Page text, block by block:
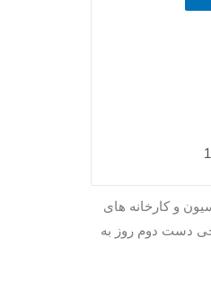
و کارخانه های
دست دوم روز به